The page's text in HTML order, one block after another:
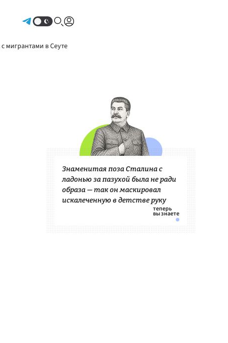
мигрантами в Сеуте
Знаменитая поза Сталина с
ладонью за пазухой была не ради
образа — так он маскировал
искалеченную в детстве руку